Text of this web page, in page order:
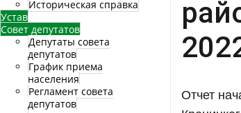
Историческая справка
Устав
Совет депутатов
Депутаты совета
депутатов
График приема
населения
Регламент совета
депутатов
Отчет